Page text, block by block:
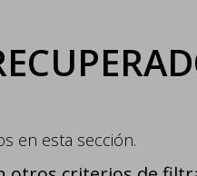
en esta sección.